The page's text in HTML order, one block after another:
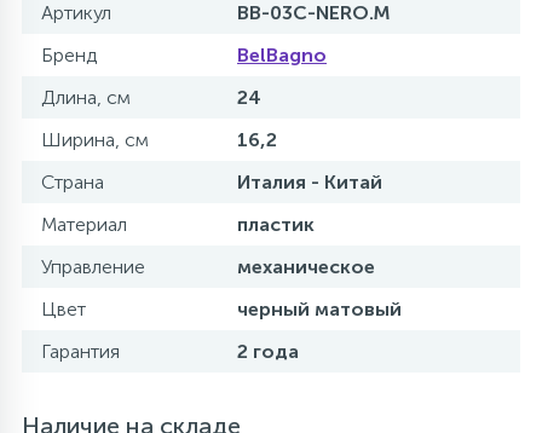
Артикул
BB-03C-NERO.M
Бренд
BelBagno
Длина, см
24
Ширина, см
16,2
Страна
Италия - Китай
Материал
пластик
Управление
механическое
Цвет
черный матовый
Гарантия
2 года
Наличие на складе